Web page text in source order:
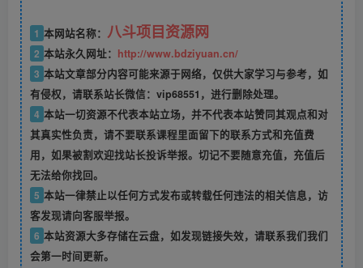
1 本网站名称： 八斗项目资源网
2 本站永久网址： http://www.bdziyuan.cn/
3 本站文章部分内容可能来源于网络，仅供大家学习与参考，如
有侵权，请联系站长微信：vip68551，进行删除处理。
4 本站一切资源不代表本站立场，并不代表本站赞同其观点和对
其真实性负责，请不要联系课程里面留下的联系方式和充值费
用，如果被割欢迎找站长投诉举报。切记不要随意充值，充值后
无法给你找回。
5 本站一律禁止以任何方式发布或转载任何违法的相关信息，访
客发现请向客服举报。
6 本站资源大多存储在云盘，如发现链接失效，请联系我们我们
会第一时间更新。